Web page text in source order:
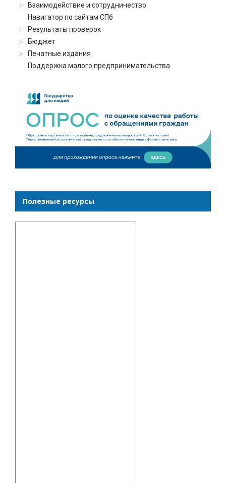
Взаимодействие и сотрудничество
Навигатор по сайтам СПб
Результаты проверок
Бюджет
Печатные издания
Поддержка малого предпринимательства
Полезные ресурсы